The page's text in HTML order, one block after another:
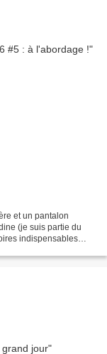
et un pantalon
(je suis partie du
indispensables